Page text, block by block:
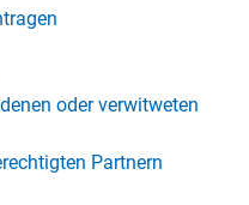
oder verwitweten
Partnern